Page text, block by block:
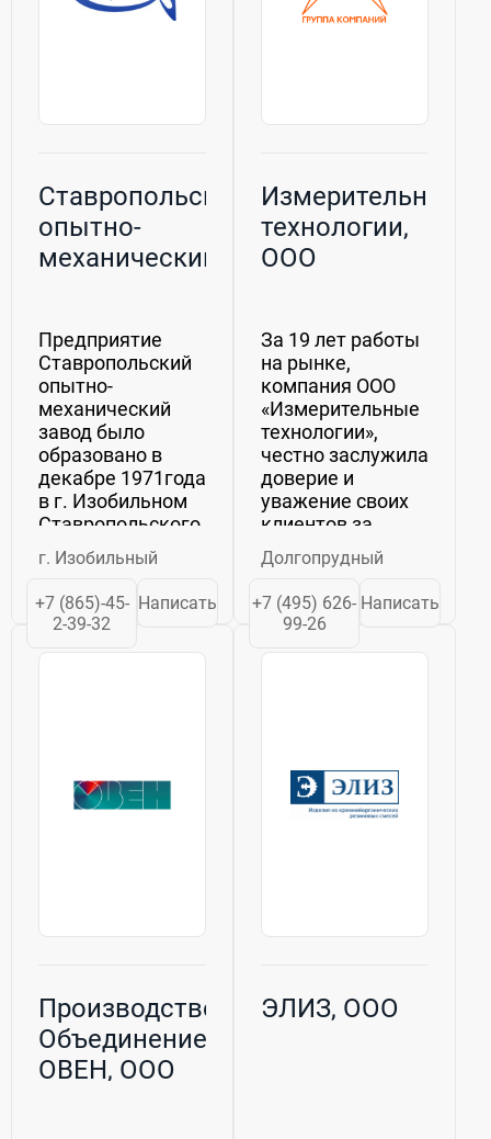
Ставропольский
опытно-
механический
Предприятие
Ставропольский
опытно-
механический
завод было
образовано в
декабре 1971года
в г. Изобильном
Ставропольского
края. Вошел в
подчинение
Министерства
Рыбного
ОАО
г. Изобильный
+7 (865)-45-
2-39-32
Написать
Измерительные
технологии,
ООО
За 19 лет работы
на рынке,
компания ООО
«Измерительные
технологии»,
честно заслужила
доверие и
уважение своих
клиентов за
серьезное
отношение к
взятым на себя
обязательствам,
финансовую
2012...
Долгопрудный
+7 (495) 626-
99-26
Написать
Производственное
Объединение
ОВЕН, ООО
ЭЛИЗ, ООО